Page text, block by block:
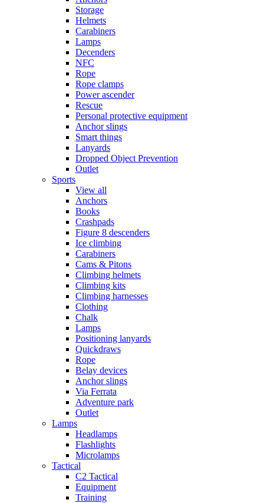
Storage
Helmets
Carabiners
Lamps
Decenders
NFC
Rope
Rope clamps
Power ascender
Rescue
Personal protective equipment
Anchor slings
Smart things
Lanyards
Dropped Object Prevention
Outlet
Sports
View all
Anchors
Books
Crashpads
Figure 8 descenders
Ice climbing
Carabiners
Cams & Pitons
Climbing helmets
Climbing kits
Climbing harnesses
Clothing
Chalk
Lamps
Positioning lanyards
Quickdraws
Rope
Belay devices
Anchor slings
Via Ferrata
Adventure park
Outlet
Lamps
Headlamps
Flashlights
Microlamps
Tactical
C2 Tactical
Equipment
Training